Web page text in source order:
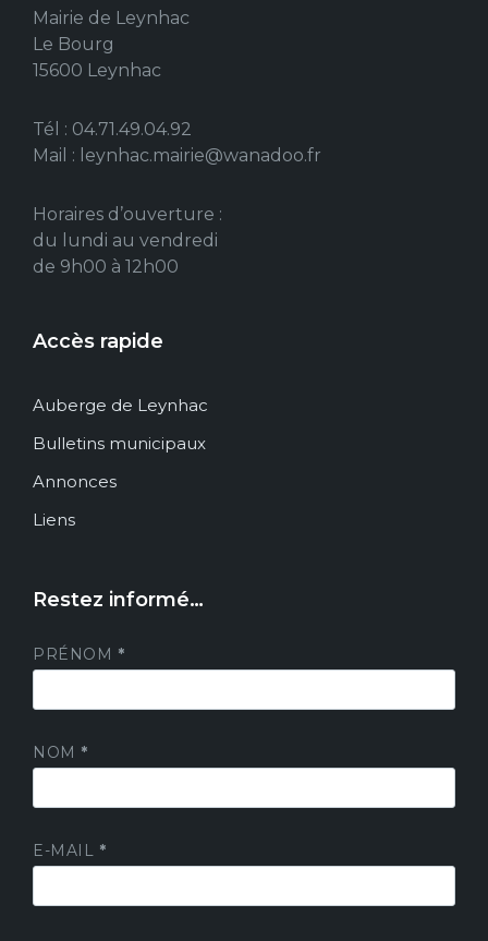
Mairie de Leynhac
Le Bourg
15600 Leynhac
Tél : 04.71.49.04.92
Mail : leynhac.mairie@wanadoo.fr
Horaires d’ouverture :
du lundi au vendredi
de 9h00 à 12h00
Accès rapide
Auberge de Leynhac
Bulletins municipaux
Annonces
Liens
Restez informé…
PRÉNOM *
NOM *
E-MAIL *